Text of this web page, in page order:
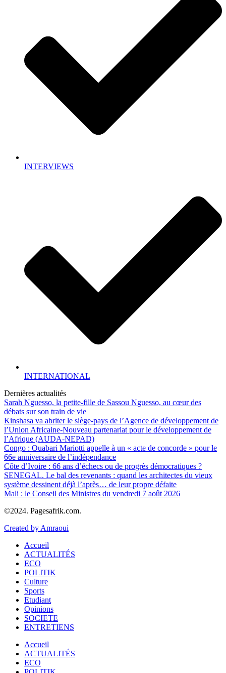
INTERVIEWS
INTERNATIONAL
Dernières actualités
Sarah Nguesso, la petite-fille de Sassou Nguesso, au cœur des
débats sur son train de vie
Kinshasa va abriter le siège-pays de l’Agence de développement de
l’Union Africaine-Nouveau partenariat pour le développement de
l’Afrique (AUDA-NEPAD)
Congo : Ouabari Mariotti appelle à un « acte de concorde » pour le
66e anniversaire de l’indépendance
Côte d’Ivoire : 66 ans d’échecs ou de progrès démocratiques ?
SENEGAL. Le bal des revenants : quand les architectes du vieux
système dessinent déjà l’après… de leur propre défaite
Mali : le Conseil des Ministres du vendredi 7 août 2026
©2024. Pagesafrik.com.
Created by Amraoui
Accueil
ACTUALITÉS
ECO
POLITIK
Culture
Sports
Etudiant
Opinions
SOCIETE
ENTRETIENS
Accueil
ACTUALITÉS
ECO